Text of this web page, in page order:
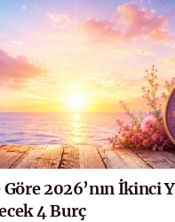
2026’nın İkinci
4 Burç